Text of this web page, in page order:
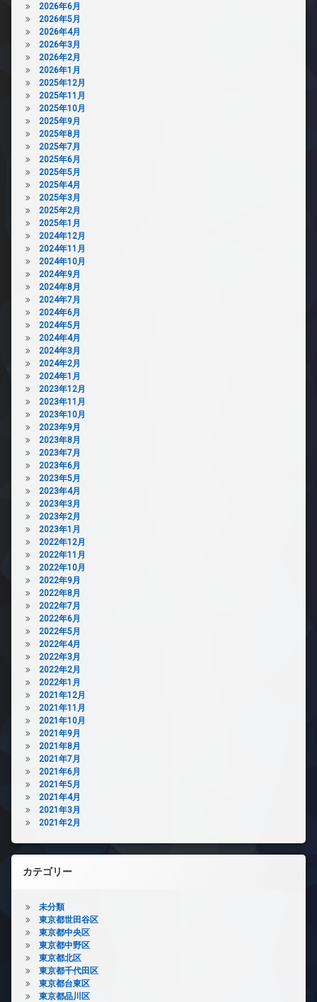
2026年6月
2026年5月
2026年4月
2026年3月
2026年2月
2026年1月
2025年12月
2025年11月
2025年10月
2025年9月
2025年8月
2025年7月
2025年6月
2025年5月
2025年4月
2025年3月
2025年2月
2025年1月
2024年12月
2024年11月
2024年10月
2024年9月
2024年8月
2024年7月
2024年6月
2024年5月
2024年4月
2024年3月
2024年2月
2024年1月
2023年12月
2023年11月
2023年10月
2023年9月
2023年8月
2023年7月
2023年6月
2023年5月
2023年4月
2023年3月
2023年2月
2023年1月
2022年12月
2022年11月
2022年10月
2022年9月
2022年8月
2022年7月
2022年6月
2022年5月
2022年4月
2022年3月
2022年2月
2022年1月
2021年12月
2021年11月
2021年10月
2021年9月
2021年8月
2021年7月
2021年6月
2021年5月
2021年4月
2021年3月
2021年2月
カテゴリー
未分類
東京都世田谷区
東京都中央区
東京都中野区
東京都北区
東京都千代田区
東京都台東区
東京都品川区